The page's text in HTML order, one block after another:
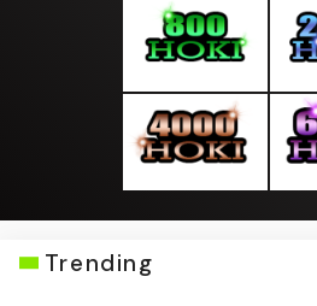
Trending